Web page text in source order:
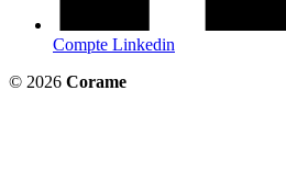
Compte Linkedin
© 2026 Corame